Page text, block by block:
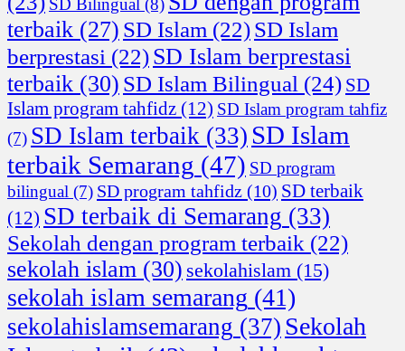
SD Bilingual (8)
terbaik (27) SD Islam (22)SD Islam
berprestasi (22)SD Islam berprestasi
terbaik (30) SD Islam Bilingual (24) SD
Islam program tahfidz (12) SD Islam program tahfiz
(7) SD Islam terbaik (33) SD Islam
terbaik Semarang (47) SD program
bilingual (7) SD program tahfidz (10) SD terbaik
(12) SD terbaik di Semarang (33)
Sekolah dengan program terbaik (22)
sekolah islam (30) sekolahislam (15)
sekolah islam semarang (41)
sekolahislamsemarang (37) Sekolah